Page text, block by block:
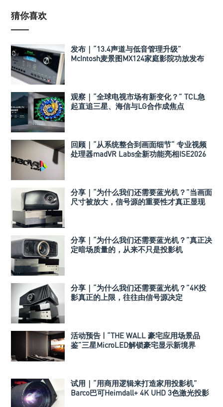
猜你喜欢
发布｜“13.4声道与低音管理升级”
McIntosh麦景图MX124家庭影院功放发布
观察｜“全球电视市场有新变化？” TCL急
起直追三星、海信与LG合作成焦点
回顾｜“从系统整合到画面细节“ 专业视频
处理器madVR Labs全新功能亮相ISE2026
分享｜“为什么我们还需要蓝光机？”当画面
尺寸被放大，信号源的重要性才真正显现
分享｜“为什么我们还需要蓝光机？”真正决
定暗场质量的，从来不只是投影机
分享｜“为什么我们还需要蓝光机？”4K投
影真正的上限，往往由信号源决定
活动预告 | “THE WALL 豪宅应用场景品
鉴”三星MicroLED解锁豪宅显示新境界
试用｜“用商用逻辑来打造家用投影机”
Barco巴可Heimdall+ 4K UHD 3色激光投影